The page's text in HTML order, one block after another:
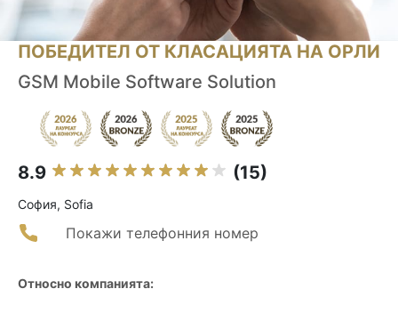
ПОБЕДИТЕЛ ОТ КЛАСАЦИЯТА НА ОРЛИ
GSM Mobile Software Solution
8.9 (15)
София, Sofia
Покажи телефонния номер
Относно компанията: